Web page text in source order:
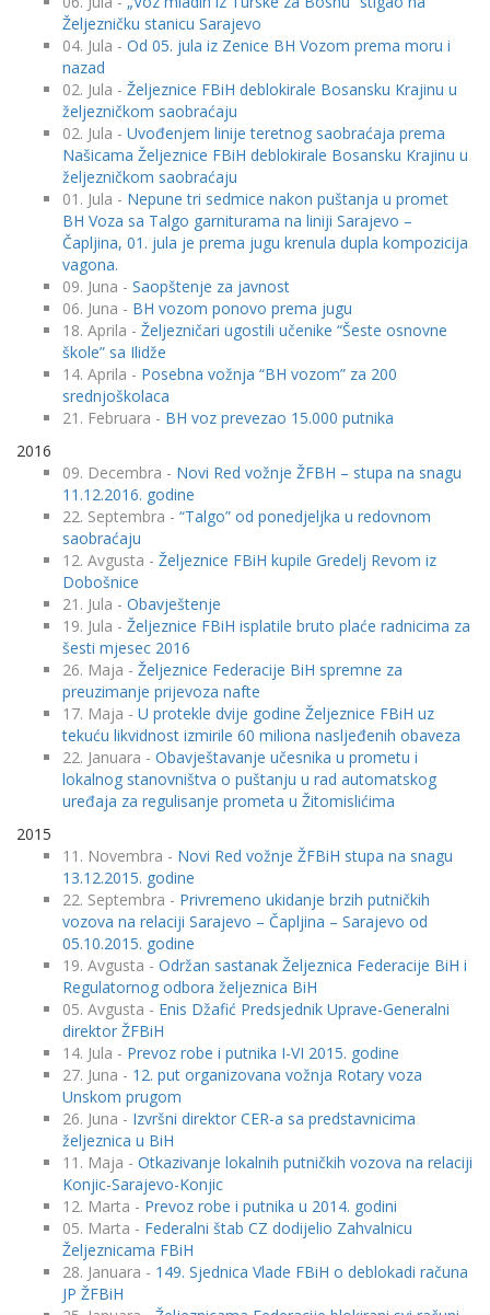
Željezničku stanicu Sarajevo
04. Jula - Od 05. jula iz Zenice BH Vozom prema moru i
nazad
02. Jula - Željeznice FBiH deblokirale Bosansku Krajinu u
željezničkom saobraćaju
02. Jula - Uvođenjem linije teretnog saobraćaja prema
Našicama Željeznice FBiH deblokirale Bosansku Krajinu u
željezničkom saobraćaju
01. Jula - Nepune tri sedmice nakon puštanja u promet
BH Voza sa Talgo garniturama na liniji Sarajevo –
Čapljina, 01. jula je prema jugu krenula dupla kompozicija
vagona.
09. Juna - Saopštenje za javnost
06. Juna - BH vozom ponovo prema jugu
18. Aprila - Željezničari ugostili učenike “Šeste osnovne
škole” sa Ilidže
14. Aprila - Posebna vožnja “BH vozom” za 200
srednjoškolaca
21. Februara - BH voz prevezao 15.000 putnika
2016
09. Decembra - Novi Red vožnje ŽFBH – stupa na snagu
11.12.2016. godine
22. Septembra - “Talgo” od ponedjeljka u redovnom
saobraćaju
12. Avgusta - Željeznice FBiH kupile Gredelj Revom iz
Dobošnice
21. Jula - Obavještenje
19. Jula - Željeznice FBiH isplatile bruto plaće radnicima za
šesti mjesec 2016
26. Maja - Željeznice Federacije BiH spremne za
preuzimanje prijevoza nafte
17. Maja - U protekle dvije godine Željeznice FBiH uz
tekuću likvidnost izmirile 60 miliona nasljeđenih obaveza
22. Januara - Obavještavanje učesnika u prometu i
lokalnog stanovništva o puštanju u rad automatskog
uređaja za regulisanje prometa u Žitomislićima
2015
11. Novembra - Novi Red vožnje ŽFBiH stupa na snagu
13.12.2015. godine
22. Septembra - Privremeno ukidanje brzih putničkih
vozova na relaciji Sarajevo – Čapljina – Sarajevo od
05.10.2015. godine
19. Avgusta - Održan sastanak Željeznica Federacije BiH i
Regulatornog odbora željeznica BiH
05. Avgusta - Enis Džafić Predsjednik Uprave-Generalni
direktor ŽFBiH
14. Jula - Prevoz robe i putnika I-VI 2015. godine
27. Juna - 12. put organizovana vožnja Rotary voza
Unskom prugom
26. Juna - Izvršni direktor CER-a sa predstavnicima
željeznica u BiH
11. Maja - Otkazivanje lokalnih putničkih vozova na relaciji
Konjic-Sarajevo-Konjic
12. Marta - Prevoz robe i putnika u 2014. godini
05. Marta - Federalni štab CZ dodijelio Zahvalnicu
Željeznicama FBiH
28. Januara - 149. Sjednica Vlade FBiH o deblokadi računa
JP ŽFBiH